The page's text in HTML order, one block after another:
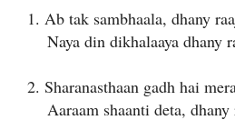
1. Ab tak sambhaala, dhany
Naya din dikhalaaya dhany
2. Sharanasthaan gadh hai
Aaraam shaanti deta, dhany